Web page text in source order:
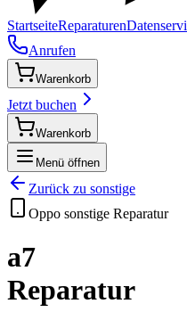
StartseiteReparaturen
Anrufen
Warenkorb
Jetzt buchen
Warenkorb
Menü öffnen
Zurück zu sonstige
Oppo sonstige Reparatur
a7
Reparatur